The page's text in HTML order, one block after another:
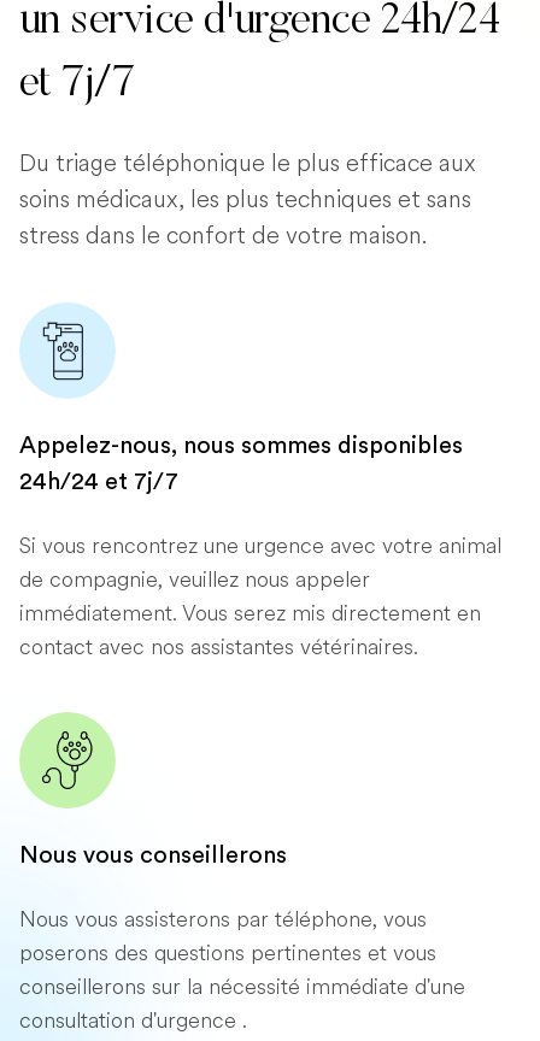
un service d'urgence 24h/24
et 7j/7
Du triage téléphonique le plus efficace aux
soins médicaux, les plus techniques et sans
stress dans le confort de votre maison.
Appelez-nous, nous sommes disponibles
24h/24 et 7j/7
Si vous rencontrez une urgence avec votre animal
de compagnie, veuillez nous appeler
immédiatement. Vous serez mis directement en
contact avec nos assistantes vétérinaires.
Nous vous conseillerons
Nous vous assisterons par téléphone, vous
poserons des questions pertinentes et vous
conseillerons sur la nécessité immédiate d'une
consultation d'urgence .